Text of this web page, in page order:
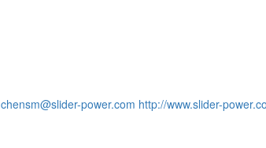
chensm@slider-power.com http://www.slider-